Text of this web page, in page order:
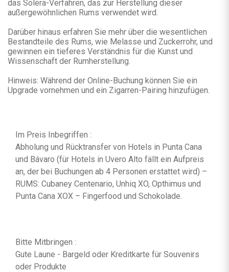
das Solera-Verfahren, das zur Herstellung dieser
außergewöhnlichen Rums verwendet wird.
Darüber hinaus erfahren Sie mehr über die wesentlichen
Bestandteile des Rums, wie Melasse und Zuckerrohr, und
gewinnen ein tieferes Verständnis für die Kunst und
Wissenschaft der Rumherstellung.
Hinweis: Während der Online-Buchung können Sie ein
Upgrade vornehmen und ein Zigarren-Pairing hinzufügen.
Im Preis Inbegriffen :
Abholung und Rücktransfer von Hotels in Punta Cana
und Bávaro (für Hotels in Uvero Alto fällt ein Aufpreis
an, der bei Buchungen ab 4 Personen erstattet wird) –
RUMS: Cubaney Centenario, Unhiq XO, Opthimus und
Punta Cana XOX – Fingerfood und Schokolade.
Bitte Mitbringen :
Gute Laune - Bargeld oder Kreditkarte für Souvenirs
oder Produkte